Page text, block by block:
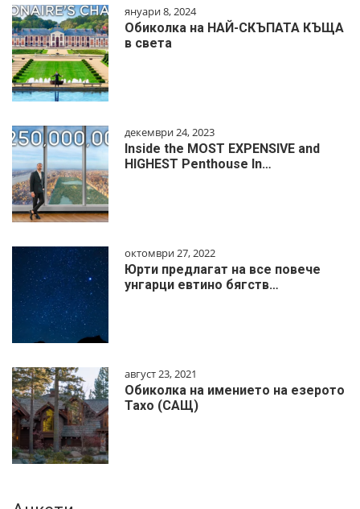
януари 8, 2024
Обиколка на НАЙ-СКЪПАТА КЪЩА
в света
декември 24, 2023
Inside the MOST EXPENSIVE and
HIGHEST Penthouse In…
октомври 27, 2022
Юрти предлагат на все повече
унгарци евтино бягств…
август 23, 2021
Обиколка на имението на езерото
Тахо (САЩ)